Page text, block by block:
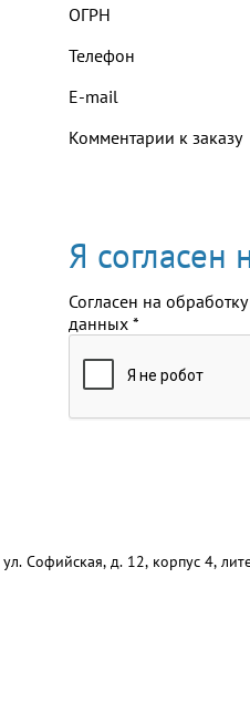
ОГРН
Телефон
E-mail
Комментарии к заказу
Я согласен
Согласен на обработку
данных *
Софийская, д. 12, корпус 4,